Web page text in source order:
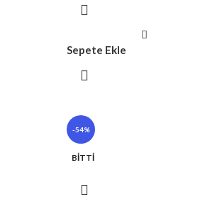
Sepete Ekle
-54%
BITTI